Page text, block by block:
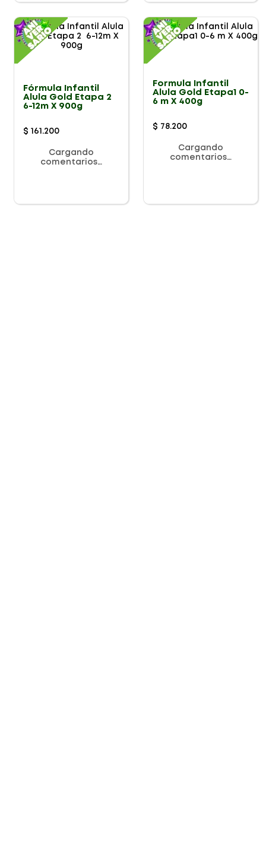
Fórmula Infantil
Alula Gold Etapa 2
6-12m X 900g
$ 161 .200
Cargando
comentarios…
Formula Infantil
Alula Gold Etapa1 0-
6 m X 400g
$ 78.200
Cargando
comentarios…